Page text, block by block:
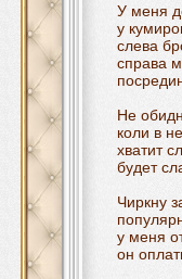
У меня
у
слева
справа
Не
коли в
хватит
будет
Чиркну
у меня
он